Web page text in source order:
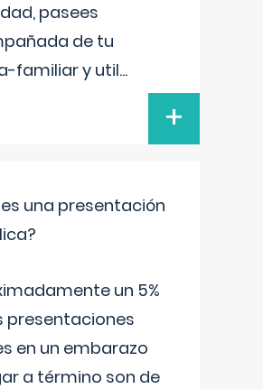
pasees
de tu
familiar y util...
+
es una presentación
un 5%
presentaciones
en un embarazo
a término son de